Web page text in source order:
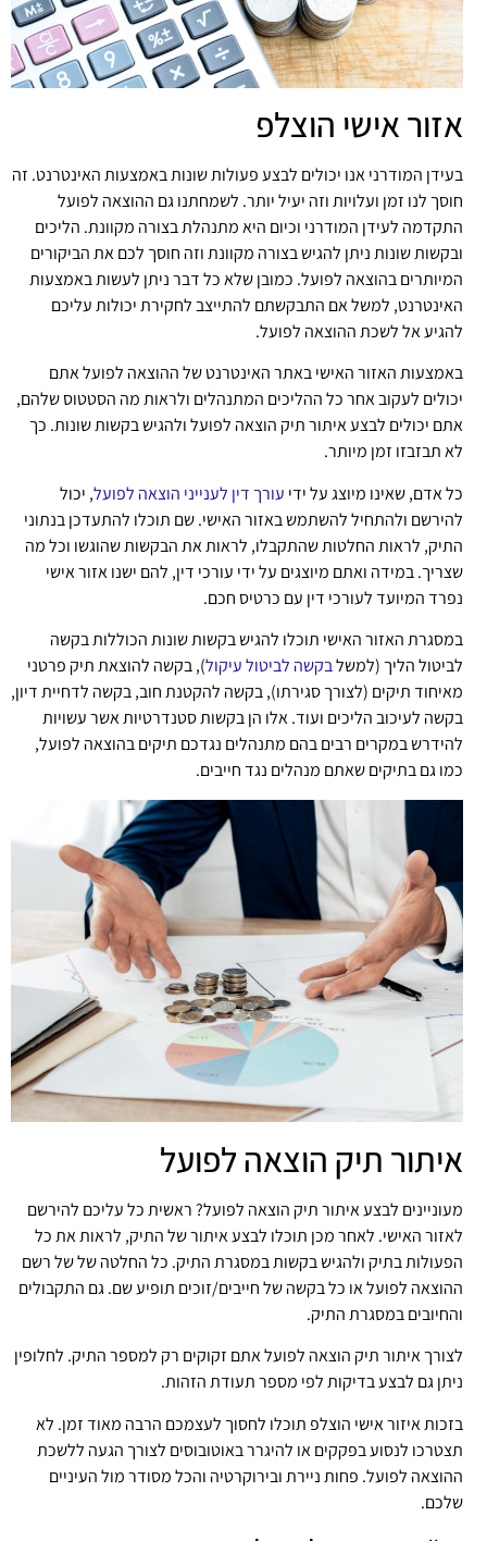
אזור אישי הוצלפ
בעידן המודרני אנו יכולים לבצע פעולות שונות באמצעות האינטרנט. זה
חוסך לנו זמן ועלויות וזה יעיל יותר. לשמחתנו גם ההוצאה לפועל
התקדמה לעידן המודרני וכיום היא מתנהלת בצורה מקוונת. הליכים
ובקשות שונות ניתן להגיש בצורה מקוונת וזה חוסך לכם את הביקורים
המיותרים בהוצאה לפועל. כמובן שלא כל דבר ניתן לעשות באמצעות
האינטרנט, למשל אם התבקשתם להתייצב לחקירת יכולות עליכם
להגיע אל לשכת ההוצאה לפועל.
באמצעות האזור האישי באתר האינטרנט של ההוצאה לפועל אתם
יכולים לעקוב אחר כל ההליכים המתנהלים ולראות מה הסטטוס שלהם,
אתם יכולים לבצע איתור תיק הוצאה לפועל ולהגיש בקשות שונות. כך
לא תבזבזו זמן מיותר.
כל אדם, שאינו מיוצג על ידי עורך דין לענייני הוצאה לפועל, יכול
להירשם ולהתחיל להשתמש באזור האישי. שם תוכלו להתעדכן בנתוני
התיק, לראות החלטות שהתקבלו, לראות את הבקשות שהוגשו וכל מה
שצריך. במידה ואתם מיוצגים על ידי עורכי דין, להם ישנו אזור אישי
נפרד המיועד לעורכי דין עם כרטיס חכם.
במסגרת האזור האישי תוכלו להגיש בקשות שונות הכוללות בקשה
לביטול הליך (למשלבקשה לביטול עיקול), בקשה להוצאת תיק פרטני
מאיחוד תיקים (לצורך סגירתו), בקשה להקטנת חוב, בקשה לדחיית דיון,
בקשה לעיכוב הליכים ועוד. אלו הן בקשות סטנדרטיות אשר עשויות
להידרש במקרים רבים בהם מתנהלים נגדכם תיקים בהוצאה לפועל,
כמו גם בתיקים שאתם מנהלים נגד חייבים.
איתור תיק הוצאה לפועל
מעוניינים לבצע איתור תיק הוצאה לפועל? ראשית כל עליכם להירשם
לאזור האישי. לאחר מכן תוכלו לבצע איתור של התיק, לראות את כל
הפעולות בתיק ולהגיש בקשות במסגרת התיק. כל החלטה של של רשם
ההוצאה לפועל או כל בקשה של חייבים/זוכים תופיע שם. גם התקבולים
והחיובים במסגרת התיק.
לצורך איתור תיק הוצאה לפועל אתם זקוקים רק למספר התיק. לחלופין
ניתן גם לבצע בדיקות לפי מספר תעודת הזהות.
בזכות איזור אישי הוצלפ תוכלו לחסוך לעצמכם הרבה מאוד זמן. לא
תצטרכו לנסוע בפקקים או להיגרר באוטובוסים לצורך הגעה ללשכת
ההוצאה לפועל. פחות ניירת ובירוקרטיה והכל מסודר מול העיניים
שלכם.